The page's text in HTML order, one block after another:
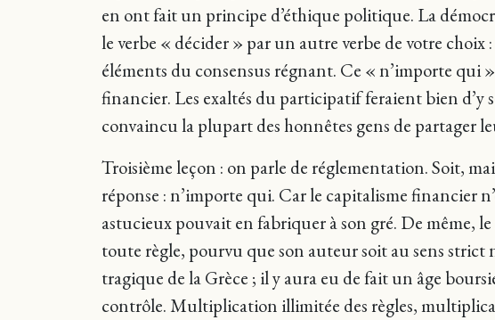
en ont fait un principe d’éthique politique. La
le verbe « décider » par un autre verbe de votre
éléments du consensus régnant. Ce « n’importe qui
financier. Les exaltés du participatif feraient bien d’y
convaincu la plupart des honnêtes gens de partager
Troisième leçon : on parle de réglementation. Soit,
réponse : n’importe qui. Car le capitalisme financier
astucieux pouvait en fabriquer à son gré. De même,
toute règle, pourvu que son auteur soit au sens strict
tragique de la Grèce ; il y aura eu de fait un âge
contrôle. Multiplication illimitée des règles,